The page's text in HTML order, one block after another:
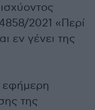
2021 «Περί
εν γένει της
εφήμερη
της